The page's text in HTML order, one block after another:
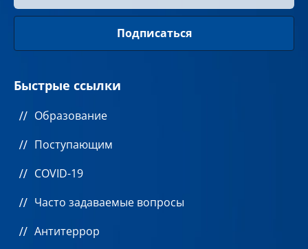
Быстрые ссылки
Образование
Поступающим
COVID-19
Часто задаваемые вопросы
Антитеррор